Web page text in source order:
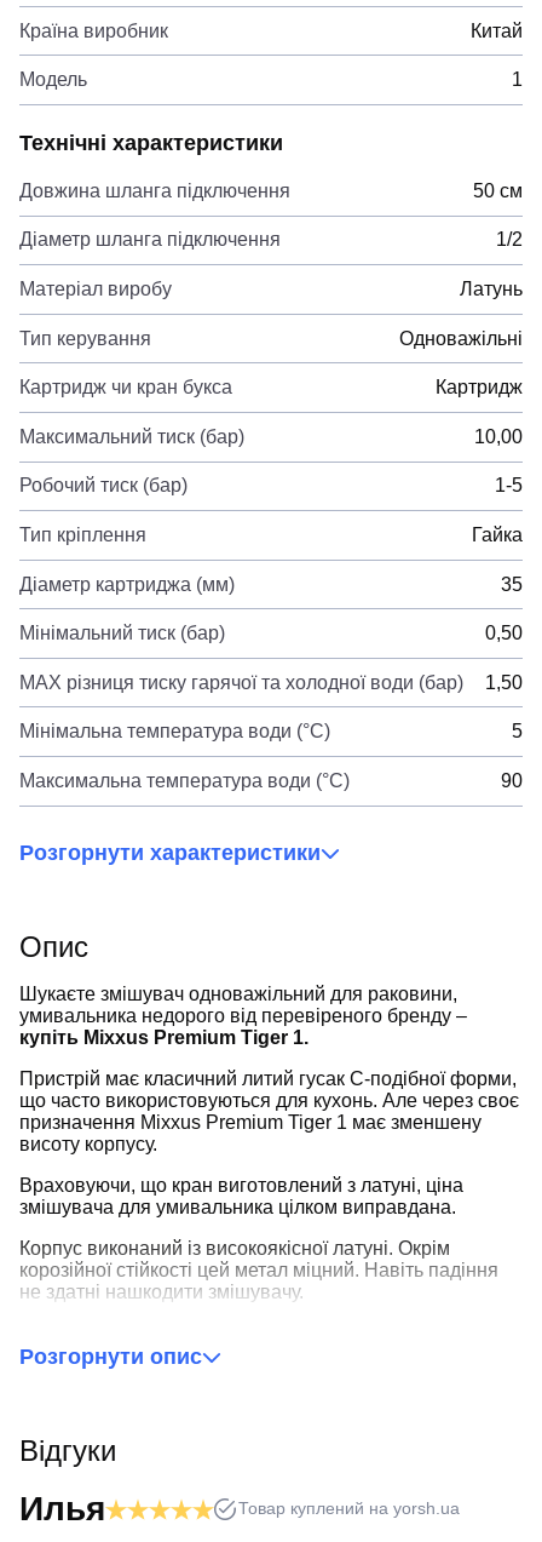
Країна виробник Китай
Модель 1
Технічні характеристики
Довжина шланга підключення 50 см
Діаметр шланга підключення 1/2
Матеріал виробу Латунь
Тип керування Одноважільні
Картридж чи кран букса Картридж
Максимальний тиск (бар) 10,00
Робочий тиск (бар) 1-5
Тип кріплення Гайка
Діаметр картриджа (мм) 35
Мінімальний тиск (бар) 0,50
MAX різниця тиску гарячої та холодної води (бар) 1,50
Мінімальна температура води (°C) 5
Максимальна температура води (°C) 90
Розгорнути характеристики
Опис
Шукаєте змішувач одноважільний для раковини,
умивальника недорого від перевіреного бренду –
купіть Mixxus Premium Tiger 1.
Пристрій має класичний литий гусак С-подібної форми,
що часто використовуються для кухонь. Але через своє
призначення Mixxus Premium Tiger 1 має зменшену
висоту корпусу.
Враховуючи, що кран виготовлений з латуні, ціна
змішувача для умивальника цілком виправдана.
Корпус виконаний із високоякісної латуні. Окрім
корозійної стійкості цей метал міцний. Навіть падіння
не здатні нашкодити змішувачу.
для раковини справно працював протягом усього
запірний орган може без будь-яких нарікань
відпрацювати 10 і більше років.
Розгорнути опис
Відгуки
Илья Товар куплений на yorsh.ua